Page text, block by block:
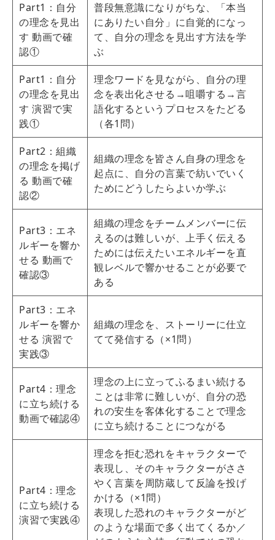
Part1：自分
の理念を見出
す 動画で確
認①
普段無意識になりがちな、「本当
にありたい自分」に自覚的になっ
て、自分の理念を見出す方法を学
ぶ
Part1：自分
の理念を見出
す 演習で実
践①
理念ワードを見ながら、自分の理
念を表出化させる→咀嚼する→言
語化するというプロセスをたどる
（各1問）
Part2：組織
の理念を掲げ
る 動画で確
認②
組織の理念を皆さん自身の理念を
起点に、自分の言葉で紡いでいく
ためにどうしたらよいか学ぶ
Part3：エネ
ルギーを響か
せる 動画で
確認③
組織の理念をチームメンバーに伝
えるのは難しいが、上手く伝える
ためには伝えたいエネルギーを直
観レベルで響かせることが必要で
ある
Part3：エネ
ルギーを響か
せる 演習で
実践③
組織の理念を、ストーリーに仕立
てて発信する（×1問）
Part4：理念
に立ち続ける
動画で確認④
理念の上に立ってふるまい続ける
ことは非常に難しいが、自分の恐
れの安生を客体化することで理念
に立ち続けることにつながる
Part4：理念
に立ち続ける
演習で実践④
理念を拒む恐れをキャラクターで
表現し、そのキャラクターがささ
やく言葉を周防蔵して反論を投げ
かける（×1問）
表現した恐れのキャラクターがど
のような場面で多く出てくるか／